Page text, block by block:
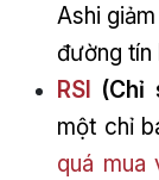
Ashi
đường tín
RSI
(Chỉ
một chỉ
quá mua